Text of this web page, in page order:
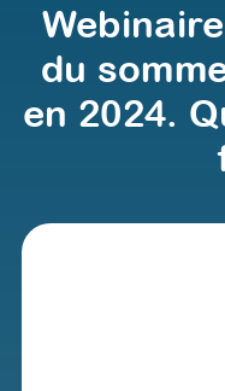
du
en 2024.